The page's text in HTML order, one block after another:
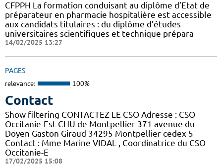
CFPPH La formation conduisant au diplôme d’Etat de
préparateur en pharmacie hospitalière est accessible
aux candidats titulaires : du diplôme d’études
universitaires scientifiques et technique prépara
14/02/2025 13:27
PAGES
relevance: 100%
Contact
Show filtering CONTACTEZ LE CSO Adresse : CSO
Occitanie-Est CHU de Montpellier 371 avenue du
Doyen Gaston Giraud 34295 Montpellier cedex 5
Contact : Mme Marine VIDAL , Coordinatrice du CSO
Occitanie-E
17/02/2025 15:08